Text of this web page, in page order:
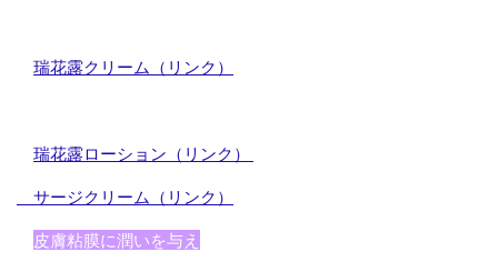
瑞花露クリーム（リンク）
瑞花露ローション（リンク）
サージクリーム（リンク）
皮膚粘膜に潤いを与え